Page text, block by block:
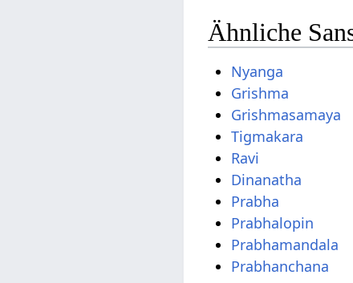
Ähnliche
Nyanga
Grishma
Grishmasamaya
Tigmakara
Ravi
Dinanatha
Prabha
Prabhalopin
Prabhamandala
Prabhanchana